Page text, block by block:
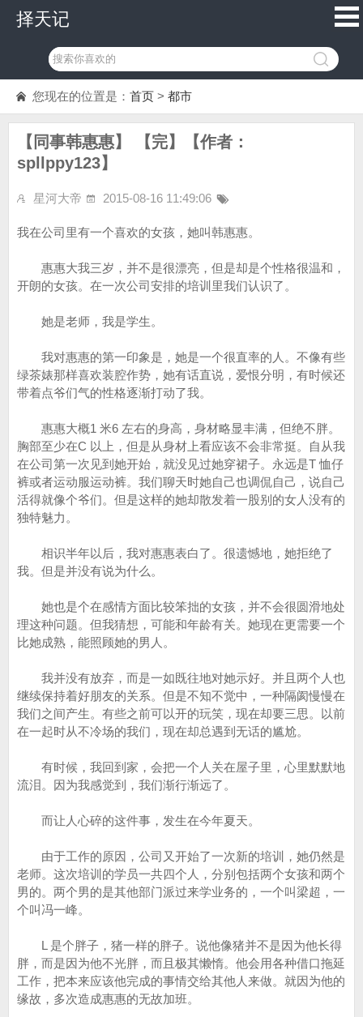
择天记
您现在的位置是： 首页 > 都市
【同事韩惠惠】 【完】【作者：
spllppy123】
星河大帝 2015-08-16 11:49:06
我在公司里有一个喜欢的女孩，她叫韩惠惠。
惠惠大我三岁，并不是很漂亮，但是却是个性格很温和，
开朗的女孩。在一次公司安排的培训里我们认识了。
她是老师，我是学生。
我对惠惠的第一印象是，她是一个很直率的人。不像有些
绿茶婊那样喜欢装腔作势，她有话直说，爱恨分明，有时候还
带着点爷们气的性格逐渐打动了我。
惠惠大概1 米6 左右的身高，身材略显丰满，但绝不胖。
胸部至少在C 以上，但是从身材上看应该不会非常挺。自从我
在公司第一次见到她开始，就没见过她穿裙子。永远是T 恤仔
裤或者运动服运动裤。我们聊天时她自己也调侃自己，说自己
活得就像个爷们。但是这样的她却散发着一股别的女人没有的
独特魅力。
相识半年以后，我对惠惠表白了。很遗憾地，她拒绝了
我。但是并没有说为什么。
她也是个在感情方面比较笨拙的女孩，并不会很圆滑地处
理这种问题。但我猜想，可能和年龄有关。她现在更需要一个
比她成熟，能照顾她的男人。
我并没有放弃，而是一如既往地对她示好。并且两个人也
继续保持着好朋友的关系。但是不知不觉中，一种隔阂慢慢在
我们之间产生。有些之前可以开的玩笑，现在却要三思。以前
在一起时从不冷场的我们，现在却总遇到无话的尴尬。
有时候，我回到家，会把一个人关在屋子里，心里默默地
流泪。因为我感觉到，我们渐行渐远了。
而让人心碎的这件事，发生在今年夏天。
由于工作的原因，公司又开始了一次新的培训，她仍然是
老师。这次培训的学员一共四个人，分别包括两个女孩和两个
男的。两个男的是其他部门派过来学业务的，一个叫梁超，一
个叫冯一峰。
L 是个胖子，猪一样的胖子。说他像猪并不是因为他长得
胖，而是因为他不光胖，而且极其懒惰。他会用各种借口拖延
工作，把本来应该他完成的事情交给其他人来做。就因为他的
缘故，多次造成惠惠的无故加班。